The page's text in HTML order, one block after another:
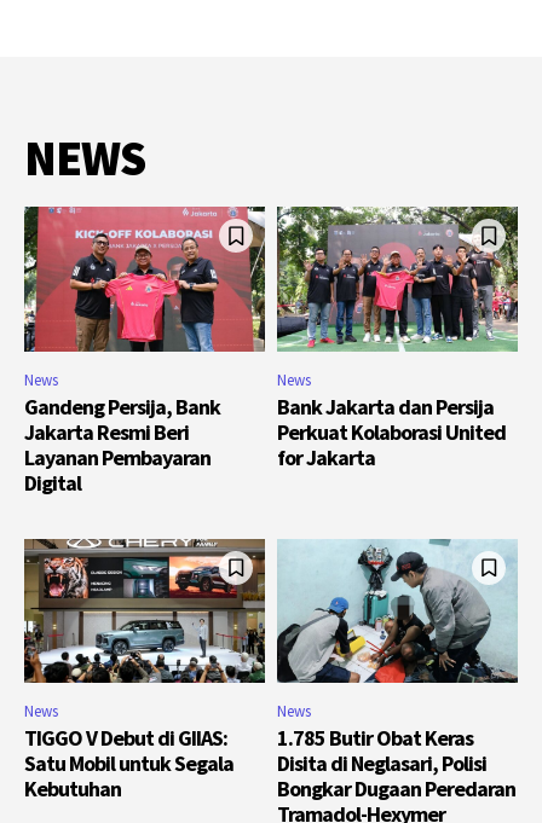
NEWS
News
Gandeng Persija, Bank
Jakarta Resmi Beri
Layanan Pembayaran
Digital
News
Bank Jakarta dan Persija
Perkuat Kolaborasi United
for Jakarta
News
TIGGO V Debut di GIIAS:
Satu Mobil untuk Segala
Kebutuhan
News
1.785 Butir Obat Keras
Disita di Neglasari, Polisi
Bongkar Dugaan Peredaran
Tramadol-Hexymer